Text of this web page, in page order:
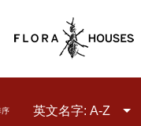
序 英文名字: A-Z